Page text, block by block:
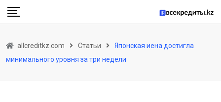
Skip
allcreditkz.com Статьи
Японская иена достигла
минимального уровня за три недели